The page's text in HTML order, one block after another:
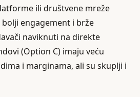
ili društvene mreže
engagement i brže
naviknuti na direkte
(Option C) imaju veću
i marginama, ali su skuplji i